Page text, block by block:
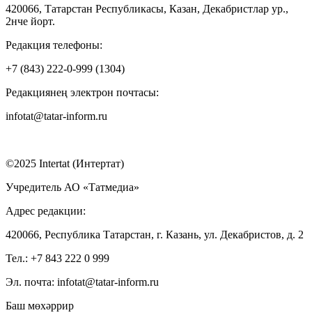
420066, Татарстан Республикасы, Казан, Декабристлар ур.,
2нче йорт.
Редакция телефоны:
+7 (843) 222-0-999 (1304)
Редакциянең электрон почтасы:
infotat@tatar-inform.ru
©2025 Intertat (Интертат)
Учредитель АО «Татмедиа»
Адрес редакции:
420066, Республика Татарстан, г. Казань, ул. Декабристов, д. 2
Тел.: +7 843 222 0 999
Эл. почта: infotat@tatar-inform.ru
Баш мөхәррир